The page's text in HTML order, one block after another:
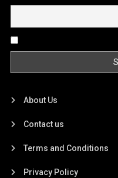
About Us
Contact us
Terms and Conditions
Privacy Policy